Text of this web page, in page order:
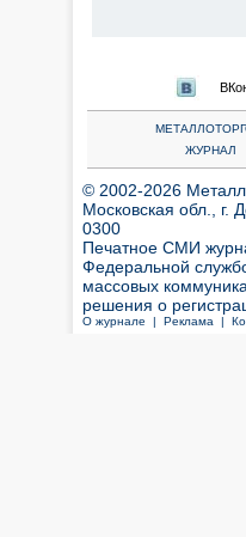
ЖУРНАЛ
© 2002-2026
Московская обл., г.
0300
Печатное СМИ
Федеральной
массовых
решения о
О журнале | Реклама |